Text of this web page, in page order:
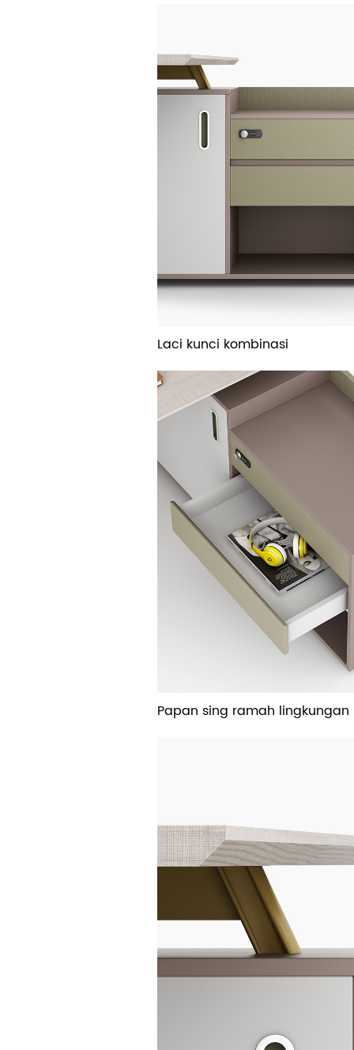
Laci kunci kombinasi
Papan sing ramah lingkungan